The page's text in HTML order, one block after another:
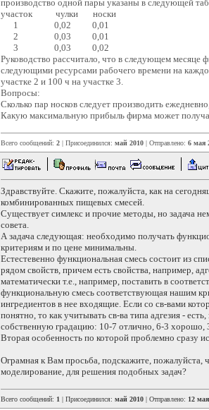
производство одной пары указаны в следующей
участок чулки носки
1 0,02 0,01
2 0,03 0,01
3 0,03 0,02
Руководство рассчитало, что в следующем месяце
следующими ресурсами рабочего времени на
участке 2 и 100 ч на участке 3.
Вопросы:
Сколько пар носков следует производить
Какую максимальную прибыль фирма может
Всего сообщений: 2 | Присоединился: май 2010 | Отправлено: 6 мая
Здравствуйте. Скажите, пожалуйста, как на
комбинированных пищевых смесей.
Существует симлекс и прочие методы, но задача
совета.
А задача следующая: необходимо получать
критериям и по цене минимальны.
Естестевенно функциональная смесь состоит из
рядом свойств, причем есть свойства, например,
математически т.е., например, поставить в
функциональную смесь соответствующая нашим
ингредиентов в нее входящие. Если со св-вами
понятно, то как учитывать св-ва типа адгезия -
собственную градацию: 10-7 отлично, 6-3 хорошо,
Вторая особенность по которой проблемно сразу
Ограмная к Вам просьба, подскажите, пожалуйста,
моделирование, для решения подобных задач?
Всего сообщений: 1 | Присоединился: май 2010 | Отправлено: 12